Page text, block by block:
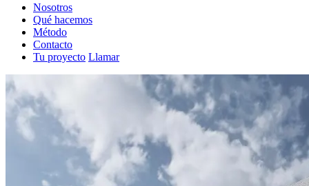
Nosotros
Qué hacemos
Método
Contacto
Tu proyecto Llamar